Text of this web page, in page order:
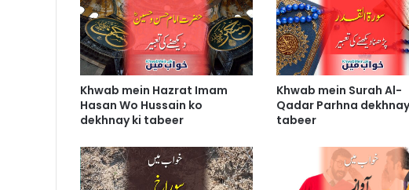
Khwab mein Hazrat Imam
Hasan Wo Hussain ko
dekhnay ki tabeer
Khwab mein Surah Al-
Qadar Parhna
tabeer